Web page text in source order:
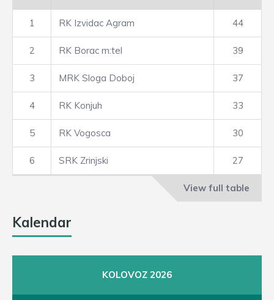
1 RK Izvidac Agram 44
2 RK Borac m:tel 39
3 MRK Sloga Doboj 37
4 RK Konjuh 33
5 RK Vogosca 30
6 SRK Zrinjski 27
View full table
Kalendar
KOLOVOZ 2026